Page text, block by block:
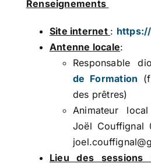
Renseignements
Site internet :
Antenne locale:
Responsable
de Formation
des prêtres)
Animateur
Joël
Lieu des sessions